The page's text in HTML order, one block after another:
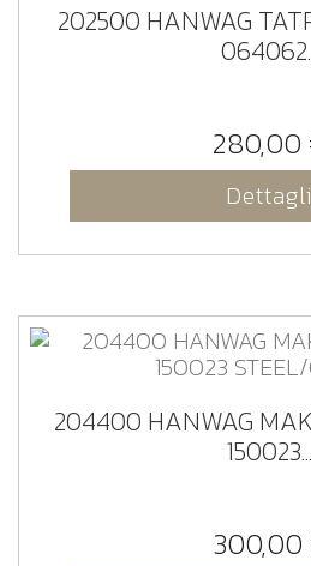
202500 HANWAG
280,00
Dettagli
204400 HANWAG
150023...
300,00